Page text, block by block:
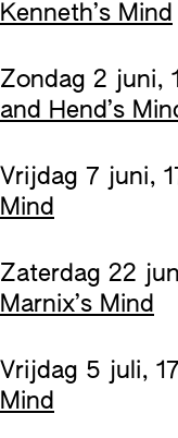
Kenneth’s Mind
Zondag 2 juni,
and Hend’s
Vrijdag 7 juni,
Mind
Zaterdag 22
Marnix’s Mind
Vrijdag 5 juli,
Mind